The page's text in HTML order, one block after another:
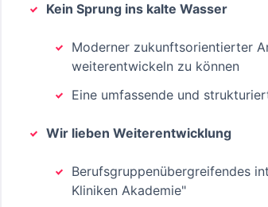
Kein Sprung ins kalte Wasser
Moderner zukunftsorientierter
weiterentwickeln zu können
Eine umfassende und
Wir lieben Weiterentwicklung
Berufsgruppenübergreifendes
Kliniken Akademie"